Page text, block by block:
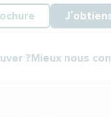
?Mieux nous